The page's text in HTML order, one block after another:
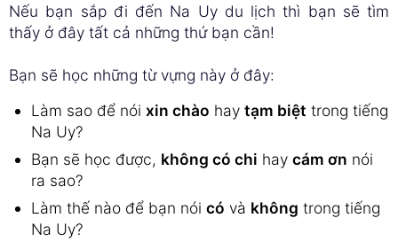
Nếu bạn sắp đi đến Na Uy du lịch thì bạn sẽ tìm
thấy ở đây tất cả những thứ bạn cần!
Bạn sẽ học những từ vựng này ở đây:
Làm sao để nói xin chào hay tạm biệt trong tiếng
Na Uy?
Bạn sẽ học được, không có chi hay cám ơn nói
ra sao?
Làm thế nào để bạn nói có và không trong tiếng
Na Uy?